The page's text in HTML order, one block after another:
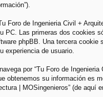
Foro de Ingenieria Civil +
Las primeras dos cookies
phpBB. Una tercera
experiencia de usuario.
por “Tu Foro de
obtenemos su información
| MOSingenieros” (de